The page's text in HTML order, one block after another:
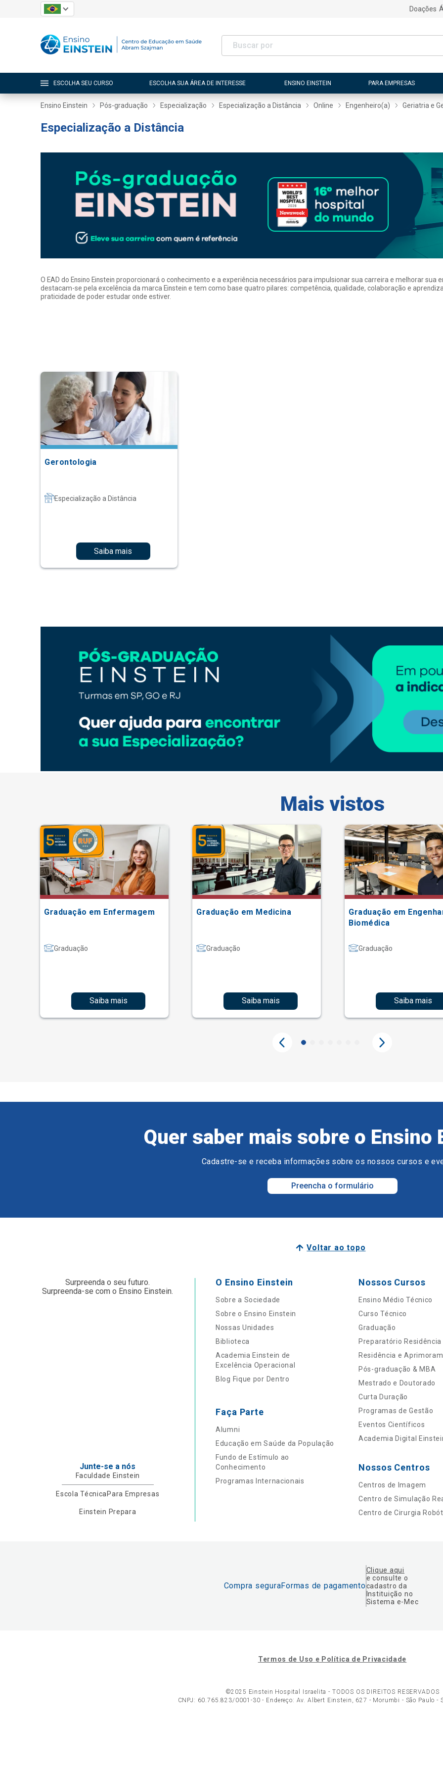
Doações
ESCOLHA SEU CURSO ESCOLHA SUA ÁREA DE INTERESSE ENSINO EINSTEIN PARA EMPRESAS
Ensino Einstein Pós-graduação Especialização Especialização a Distância Online Engenheiro(a) Geriatria e
Especialização a Distância
O EAD do Ensino Einstein proporcionará o conhecimento e a experiência necessários para impulsionar sua carreira e melhorar
destacam-se pela excelência da marca Einstein e tem como base quatro pilares: competência, qualidade, colaboração e
praticidade de poder estudar onde estiver.
Gerontologia
Especialização a Distância
Saiba mais
Mais vistos
Graduação em Enfermagem
Graduação
Saiba mais
Graduação em Medicina
Graduação
Saiba mais
Graduação em
Biomédica
Graduação
Saiba mais
Quer saber mais sobre o Ensino
Cadastre-se e receba informações sobre os nossos cursos e
Preencha o formulário
Voltar ao topo
Surpreenda o seu futuro.
Surpreenda-se com o Ensino Einstein.
Junte-se a nós
Faculdade Einstein
Escola TécnicaPara Empresas
Einstein Prepara
O Ensino Einstein
Sobre a Sociedade
Sobre o Ensino Einstein
Nossas Unidades
Biblioteca
Academia Einstein de
Excelência Operacional
Blog Fique por Dentro
Faça Parte
Alumni
Educação em Saúde da População
Fundo de Estímulo ao
Conhecimento
Programas Internacionais
Nossos Cursos
Ensino Médio Técnico
Curso Técnico
Graduação
Preparatório Residência
Residência e
Pós-graduação & MBA
Mestrado e Doutorado
Curta Duração
Programas de Gestão
Eventos Científicos
Academia Digital
Nossos Centros
Centros de Imagem
Centro de Simulação
Centro de Cirurgia
Compra seguraFormas de pagamento
Clique aqui
e consulte o
cadastro da
Instituição no
Sistema e-Mec
Termos de Uso e Política de Privacidade
©2025 Einstein Hospital Israelita - TODOS OS DIREITOS RESERVADOS
CNPJ: 60.765.823/0001-30 - Endereço: Av. Albert Einstein, 627 - Morumbi - São Paulo -